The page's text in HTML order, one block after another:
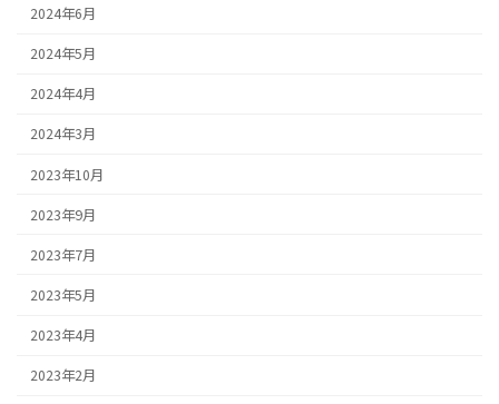
2024年6月
2024年5月
2024年4月
2024年3月
2023年10月
2023年9月
2023年7月
2023年5月
2023年4月
2023年2月